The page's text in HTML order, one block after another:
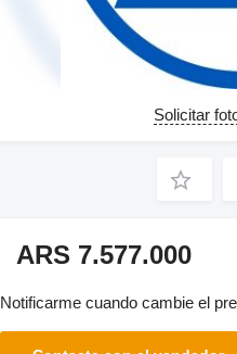
Solicitar
ARS 7.577.000
Notificarme cuando cambie el